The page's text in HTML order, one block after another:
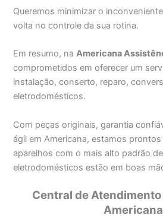
Queremos minimizar o
volta no controle da sua rotina.
Em resumo, naAmericana
comprometidos em oferecer um
instalação, conserto, reparo,
eletrodomésticos.
Com peças originais, garantia
ágil em Americana, estamos
aparelhos com o mais alto padrão
eletrodomésticos estão em boas
Central de
Americana